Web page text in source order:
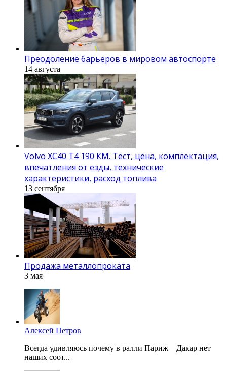
Преодоление барьеров в мировом автоспорте
14 августа
Volvo XC40 T4 190 КМ. Тест, цена, комплектация,
впечатления от езды, технические
характеристики, расход топлива
13 сентября
Продажа металлопроката
3 мая
Алексей Петров
Всегда удивляюсь почему в ралли Париж – Дакар нет
наших соот...